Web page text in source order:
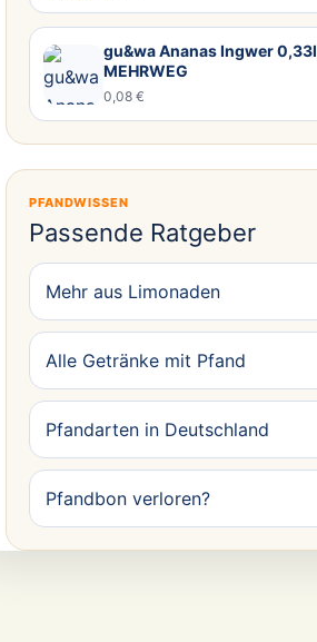
gu&wa Ananas Ingwer 0,33l
MEHRWEG
0,08 €
PFANDWISSEN
Passende Ratgeber
Mehr aus Limonaden
Alle Getränke mit Pfand
Pfandarten in Deutschland
Pfandbon verloren?